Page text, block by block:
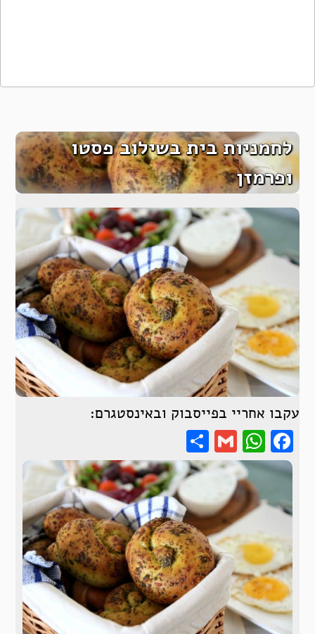
לחמניות בית בשילוב פסטו
ופרמזן
עקבו אחריי בפייסבוק ובאינסטגרם:
Facebook
WhatsApp
Gmail